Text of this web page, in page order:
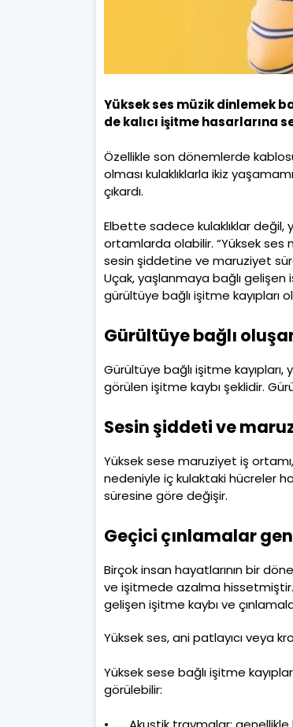
Yüksek ses müzik dinlemek
de kalıcı işitme hasarlarına
Özellikle son dönemlerde
olması kulaklıklarla ikiz
çıkardı.
Elbette sadece kulaklıklar değil,
ortamlarda olabilir. “Yüksek ses
sesin şiddetine ve maruziyet
Uçak, yaşlanmaya bağlı gelişen
gürültüye bağlı işitme kayıpları
Gürültüye bağlı
Gürültüye bağlı işitme
görülen işitme kaybı şeklidir.
Sesin şiddeti ve
Yüksek sese maruziyet iş
nedeniyle iç kulaktaki hücreler
süresine göre değişir.
Geçici çınlamalar
Birçok insan hayatlarının bir
ve işitmede azalma hissetmiştir.
gelişen işitme kaybı ve
Yüksek ses, ani patlayıcı veya
Yüksek sese bağlı işitme
görülebilir: